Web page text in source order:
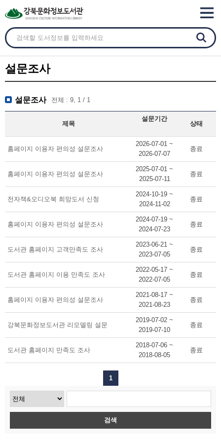
설문조사
설문조사 전체 : 9, 1 / 1
제목
설문기간
상태
홈페이지 이용자 편의성 설문조사
2026-07-01 ~
2026-07-07
종료
홈페이지 이용자 편의성 설문조사
2025-07-01 ~
2025-07-11
종료
전자책&오디오북 희망도서 신청
2024-10-19 ~
2024-11-02
종료
홈페이지 이용자 편의성 설문조사
2024-07-19 ~
2024-07-23
종료
도서관 홈페이지 고객만족도 조사
2023-06-21 ~
2023-07-05
종료
도서관 홈페이지 이용 만족도 조사
2022-05-17 ~
2022-07-05
종료
홈페이지 이용자 편의성 설문조사
2021-08-17 ~
2021-08-23
종료
강북문화정보도서관 리모델링 설문
2019-07-02 ~
2019-07-10
종료
도서관 홈페이지 만족도 조사
2018-07-06 ~
2018-08-05
종료
1
검색